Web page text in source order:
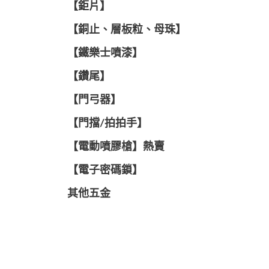
【鉅片】
【銅止、層板粒、母珠】
【鐵樂士噴漆】
【鑽尾】
【門弓器】
【門擋/拍拍手】
【電動噴膠槍】熱賣
【電子密碼鎖】
其他五金